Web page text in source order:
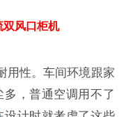
双风口柜机
用性。车间环境跟家
，普通空调用不了